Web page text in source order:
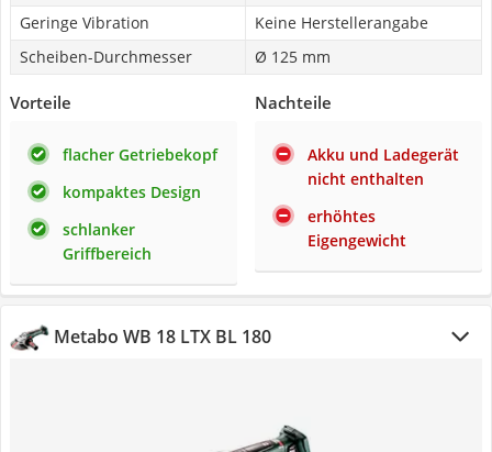
Geringe Vibration
Keine Herstellerangabe
Scheiben-Durchmesser
Ø 125 mm
Vorteile
flacher Getriebekopf
kompaktes Design
schlanker
Griffbereich
Nachteile
Akku und Ladegerät
nicht enthalten
erhöhtes
Eigengewicht
Metabo WB 18 LTX BL 180